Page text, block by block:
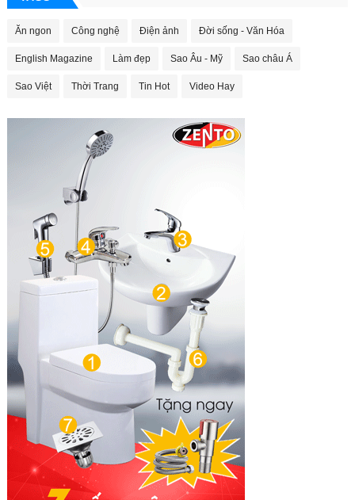
Ăn ngon Công nghệ Điện ảnh Đời sống - Văn Hóa
English Magazine Làm đẹp Sao Âu - Mỹ Sao châu Á
Sao Việt Thời Trang Tin Hot Video Hay